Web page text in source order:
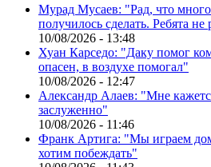
Мурад Мусаев: "Рад, что
получилось сделать. Ребята не
10/08/2026 - 13:48
Хуан Карседо: "Даку помог
опасен, в воздухе помогал"
10/08/2026 - 12:47
Александр Алаев: "Мне
заслуженно"
10/08/2026 - 11:46
Франк Артига: "Мы играем
хотим побеждать"